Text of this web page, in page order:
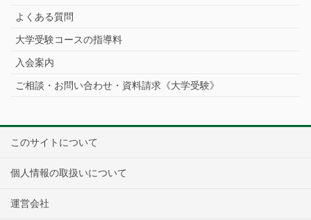
よくある質問
大学受験コースの指導料
入会案内
ご相談・お問い合わせ・資料請求《大学受験》
このサイトについて
個人情報の取扱いについて
運営会社